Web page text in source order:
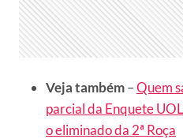
Veja também–Quem
parcial da Enquete
o eliminado da 2ª Roça